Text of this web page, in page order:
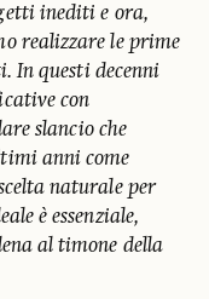
inediti e ora,
realizzare le prime
In questi decenni
con
slancio che
anni come
naturale per
è essenziale,
al timone della